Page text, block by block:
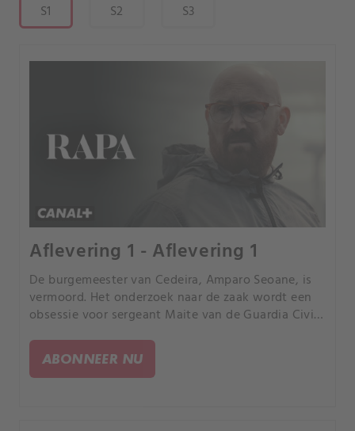
S1 S2 S3
Aflevering 1 - Aflevering 1
De burgemeester van Cedeira, Amparo Seoane, is
vermoord. Het onderzoek naar de zaak wordt een
obsessie voor sergeant Maite van de Guardia Civil
de moord was.
ABONNEER NU